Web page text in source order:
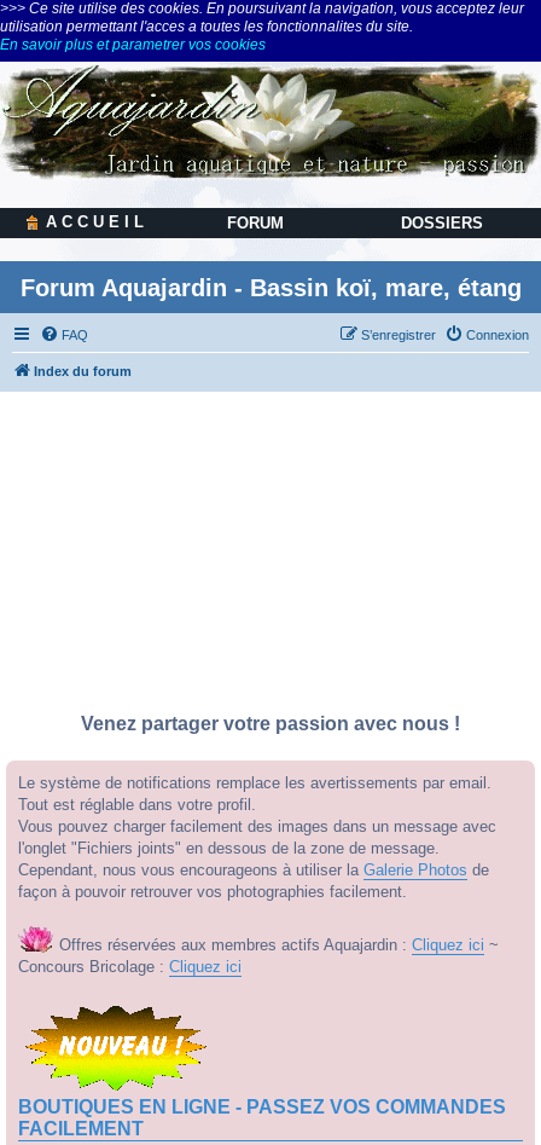
>>> Ce site utilise des cookies. En poursuivant la navigation, vous acceptez leur
utilisation permettant l'acces a toutes les fonctionnalites du site.
En savoir plus et parametrer vos cookies
A C C U E I L FORUM DOSSIERS
Forum Aquajardin - Bassin koï, mare, étang
FAQ Connexion
S’enregistrer
Index du forum
Venez partager votre passion avec nous !
Le système de notifications remplace les avertissements par email.
Tout est réglable dans votre profil.
Vous pouvez charger facilement des images dans un message avec
l'onglet "Fichiers joints" en dessous de la zone de message.
Cependant, nous vous encourageons à utiliser la Galerie Photos de
façon à pouvoir retrouver vos photographies facilement.
Offres réservées aux membres actifs Aquajardin : Cliquez ici ~
Concours Bricolage : Cliquez ici
BOUTIQUES EN LIGNE - PASSEZ VOS COMMANDES
FACILEMENT